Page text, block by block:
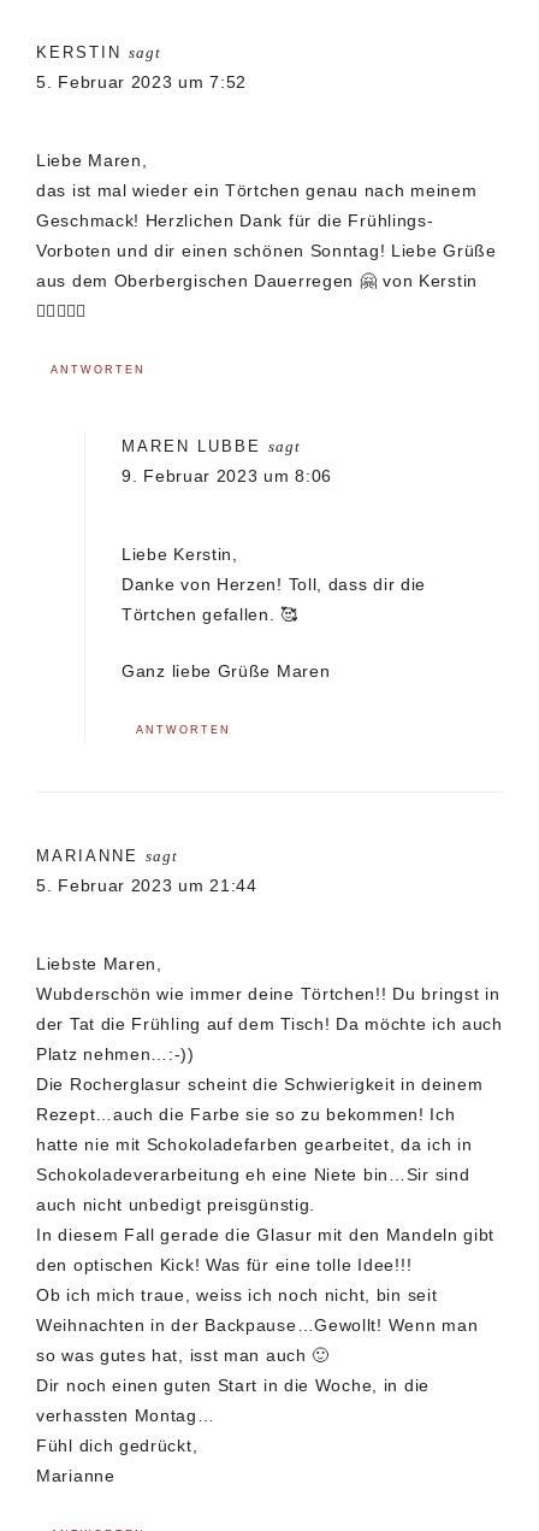
KERSTIN sagt
5. Februar 2023 um 7:52
Liebe Maren,
das ist mal wieder ein Törtchen genau nach meinem
Geschmack! Herzlichen Dank für die Frühlings-
Vorboten und dir einen schönen Sonntag! Liebe Grüße
aus dem Oberbergischen Dauerregen 🤗 von Kerstin
🐕‍🦺🙋🏻‍♀️
ANTWORTEN
MAREN LUBBE sagt
9. Februar 2023 um 8:06
Liebe Kerstin,
Danke von Herzen! Toll, dass dir die
Törtchen gefallen. 🥰
Ganz liebe Grüße Maren
ANTWORTEN
MARIANNE sagt
5. Februar 2023 um 21:44
Liebste Maren,
Wubderschön wie immer deine Törtchen!! Du bringst in
der Tat die Frühling auf dem Tisch! Da möchte ich auch
Platz nehmen…:-))
Die Rocherglasur scheint die Schwierigkeit in deinem
Rezept…auch die Farbe sie so zu bekommen! Ich
hatte nie mit Schokoladefarben gearbeitet, da ich in
Schokoladeverarbeitung eh eine Niete bin…Sir sind
auch nicht unbedigt preisgünstig.
In diesem Fall gerade die Glasur mit den Mandeln gibt
den optischen Kick! Was für eine tolle Idee!!!
Ob ich mich traue, weiss ich noch nicht, bin seit
Weihnachten in der Backpause…Gewollt! Wenn man
so was gutes hat, isst man auch 🙂
Dir noch einen guten Start in die Woche, in die
verhassten Montag…
Fühl dich gedrückt,
Marianne